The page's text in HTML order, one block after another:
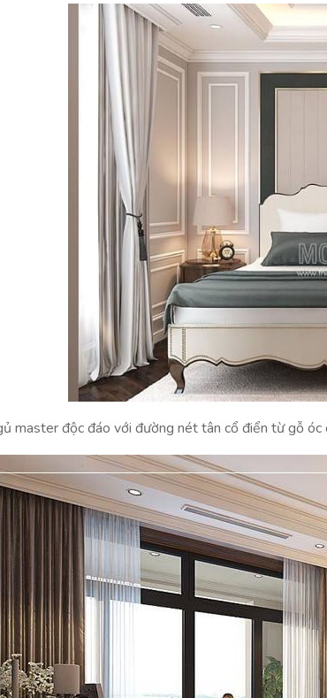
master độc đáo với đường nét tân cổ điển từ gỗ